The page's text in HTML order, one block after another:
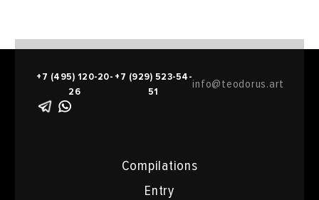
Compilations
Entry
+7 (495) 120-20-
26
+7 (929) 523-54-
51
info@teodorus.art